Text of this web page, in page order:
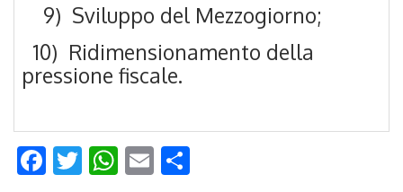
9) Sviluppo del Mezzogiorno;
10) Ridimensionamento della
pressione fiscale.
Facebook
Twitter
WhatsApp
Email